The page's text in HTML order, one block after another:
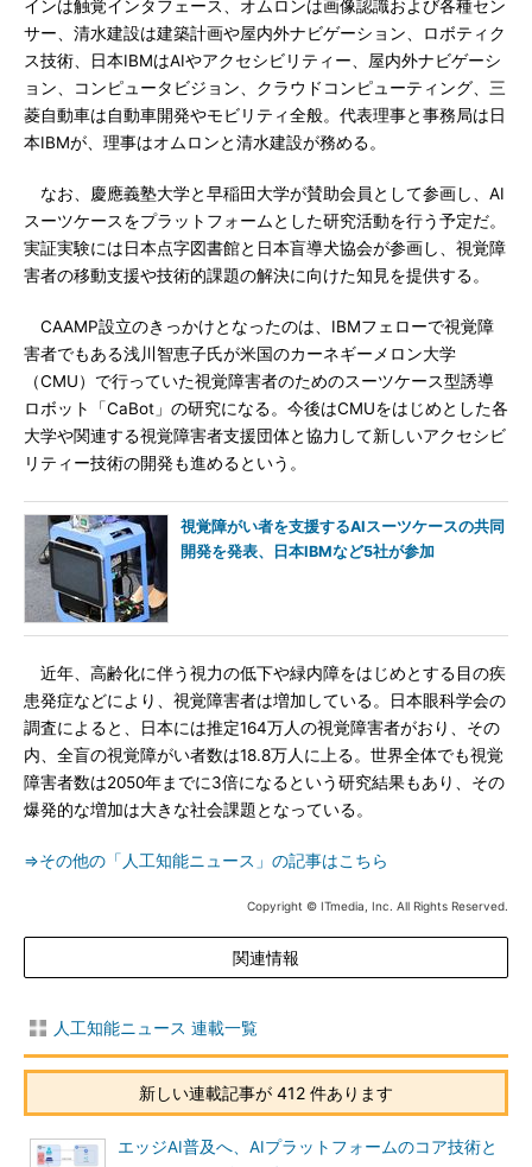
インは触覚インタフェース、オムロンは画像認識および各種セン
サー、清水建設は建築計画や屋内外ナビゲーション、ロボティク
ス技術、日本IBMはAIやアクセシビリティー、屋内外ナビゲーシ
ョン、コンピュータビジョン、クラウドコンピューティング、三
菱自動車は自動車開発やモビリティ全般。代表理事と事務局は日
本IBMが、理事はオムロンと清水建設が務める。
なお、慶應義塾大学と早稲田大学が賛助会員として参画し、AI
スーツケースをプラットフォームとした研究活動を行う予定だ。
実証実験には日本点字図書館と日本盲導犬協会が参画し、視覚障
害者の移動支援や技術的課題の解決に向けた知見を提供する。
CAAMP設立のきっかけとなったのは、IBMフェローで視覚障
害者でもある浅川智恵子氏が米国のカーネギーメロン大学
（CMU）で行っていた視覚障害者のためのスーツケース型誘導
ロボット「CaBot」の研究になる。今後はCMUをはじめとした各
大学や関連する視覚障害者支援団体と協力して新しいアクセシビ
リティー技術の開発も進めるという。
視覚障がい者を支援するAIスーツケースの共同
開発を発表、日本IBMなど5社が参加
近年、高齢化に伴う視力の低下や緑内障をはじめとする目の疾
患発症などにより、視覚障害者は増加している。日本眼科学会の
調査によると、日本には推定164万人の視覚障害者がおり、その
内、全盲の視覚障がい者数は18.8万人に上る。世界全体でも視覚
障害者数は2050年までに3倍になるという研究結果もあり、その
爆発的な増加は大きな社会課題となっている。
⇒その他の「人工知能ニュース」の記事はこちら
Copyright © ITmedia, Inc. All Rights Reserved.
関連情報
人工知能ニュース 連載一覧
新しい連載記事が 412 件あります
エッジAI普及へ、AIプラットフォームのコア技術と